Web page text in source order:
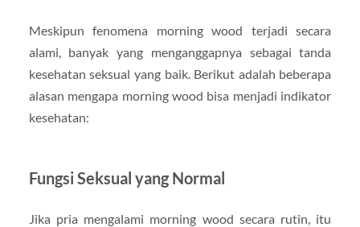
Meskipun fenomena morning wood terjadi secara
alami, banyak yang menganggapnya sebagai tanda
kesehatan seksual yang baik. Berikut adalah beberapa
alasan mengapa morning wood bisa menjadi indikator
kesehatan:
Fungsi Seksual yang Normal
Jika pria mengalami morning wood secara rutin, itu